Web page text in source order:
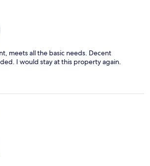
meets all the basic needs. Decent
I would stay at this property again.